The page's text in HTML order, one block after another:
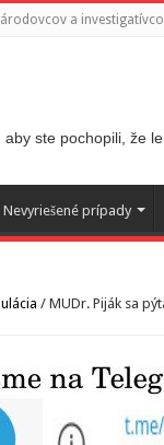
a
ste pochopili, že
Nevyriešené prípady
/ MUDr. Piják sa